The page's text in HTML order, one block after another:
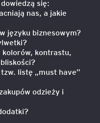
się:
nas, a jakie
języku biznesowym?
kolorów, kontrastu,
listę „must have”
odzieży i